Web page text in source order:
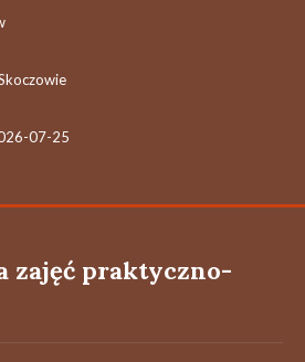
07-25
zajęć praktyczno-